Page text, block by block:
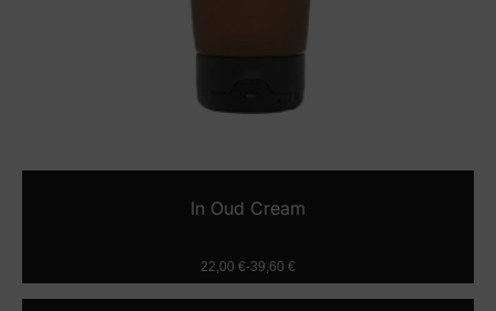
In Oud Cream
22,00 €-39,60 €